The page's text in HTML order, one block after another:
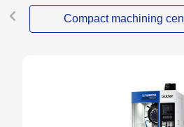
Compact machining